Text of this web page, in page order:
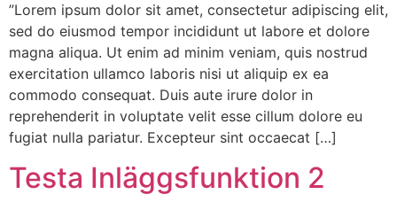
”Lorem ipsum dolor sit amet, consectetur adipiscing elit,
sed do eiusmod tempor incididunt ut labore et dolore
magna aliqua. Ut enim ad minim veniam, quis nostrud
exercitation ullamco laboris nisi ut aliquip ex ea
commodo consequat. Duis aute irure dolor in
reprehenderit in voluptate velit esse cillum dolore eu
fugiat nulla pariatur. Excepteur sint occaecat […]
Testa Inläggsfunktion 2